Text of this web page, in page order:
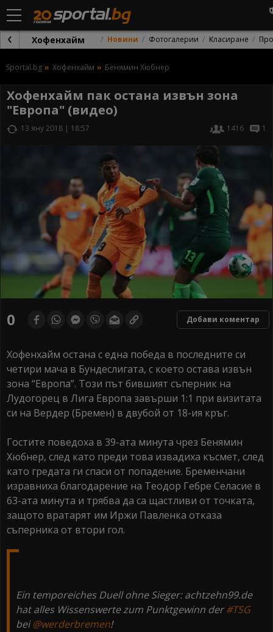
Хофенхайм Новини Фотогалерии Класиране
Sportal.bg Хофенхайм Бенямин Хюбнер
Хофенхайм пак остана извън зона
"Европа" (видео)
13 яну 2018 | 18:57 1416 1
0 Добави коментар
Хофенхайм остана с една победа в последните си
четири мача в Бундеслигата, с което остава извън
зона “Европа”. Този път бившият съперник на
Лудогорец в Лига Европа завърши 1:1 при визитата
си на Вердер (Бремен) в двубой от 18-ия кръг.
Гостите поведоха в 39-ата минута чрез Бенямин
Хюбнер, след като преди това извадиха късмет, след
като гредата ги спаси от попадение. Бременчани
изравниха благодарение на Теодор Гебре Селасие в
63-ата минута и трябва да са щастливи от точката,
защото вратарят им Иржи Павленка отказа
съперника от втори гол.
Ein temporeiches Duell ohne Sieger: achtzehn99.de
hat alles Wissenswerte zum Punktgewinn der#TSG
bei@werderbremen!